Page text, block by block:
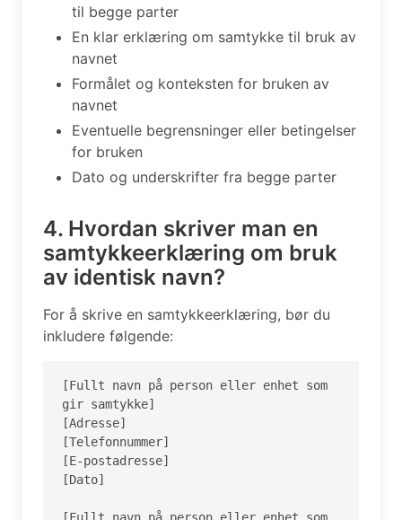
til begge parter
En klar erklæring om samtykke til bruk av
navnet
Formålet og konteksten for bruken av
navnet
Eventuelle begrensninger eller betingelser
for bruken
Dato og underskrifter fra begge parter
4. Hvordan skriver man en
samtykkeerklæring om bruk
av identisk navn?
For å skrive en samtykkeerklæring, bør du
inkludere følgende:
[Fullt navn på person eller enhet som
gir samtykke]
[Adresse]
[Telefonnummer]
[E-postadresse]
[Dato]